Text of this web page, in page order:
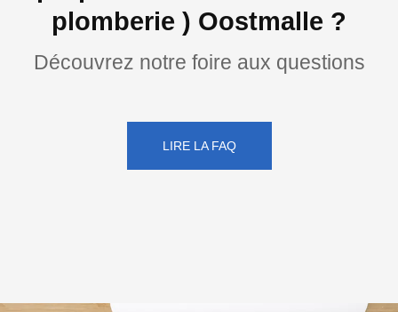
plomberie ) Oostmalle ?
Découvrez notre foire aux questions
LIRE LA FAQ